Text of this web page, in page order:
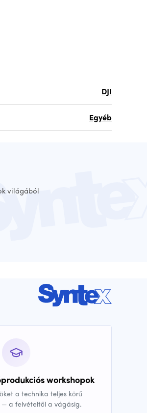
DJI
Egyéb
világából
workshopok
a technika teljes körű
a felvételtől a vágásig.